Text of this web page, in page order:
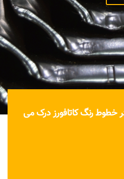
خطوط رنگ کاتافورز درک می